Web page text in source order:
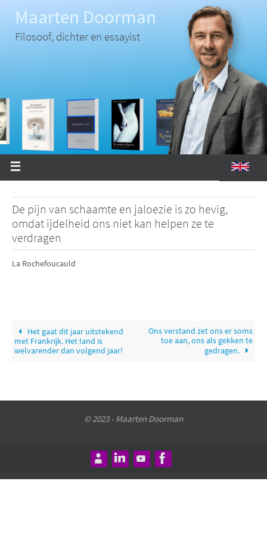
inhoud
Maarten Doorman
Filosoof, dichter en essayist
De pijn van schaamte en jaloezie is zo hevig,
omdat ijdelheid ons niet kan helpen ze te
verdragen
La Rochefoucauld
Het gaat dit jaar uitstekend
met Frankrijk. Het land is
welvarender dan volgend jaar!
Ons verstand zet ons er soms
toe aan, ons als gekken te
gedragen.
© 2023 - Maarten Doorman